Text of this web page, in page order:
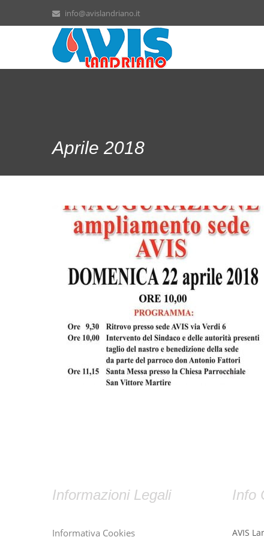
info@avislandriano.it
Aprile 2018
Informazioni Legali
Informativa Cookies
Info
AVIS